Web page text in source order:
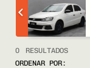
0
RESULTADOS
ORDENAR POR: